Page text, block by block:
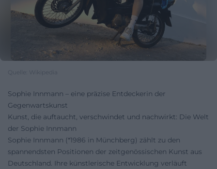
Quelle: Wikipedia
Sophie Innmann – eine präzise Entdeckerin der
Gegenwartskunst
Kunst, die auftaucht, verschwindet und nachwirkt: Die Welt
der Sophie Innmann
Sophie Innmann (*1986 in Münchberg) zählt zu den
spannendsten Positionen der zeitgenössischen Kunst aus
Deutschland. Ihre künstlerische Entwicklung verläuft